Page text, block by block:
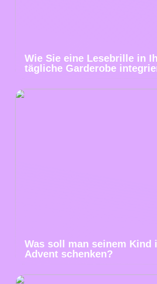
Wie Sie eine Lesebrille in
tägliche Garderobe
Was soll man seinem Kind
Advent schenken?